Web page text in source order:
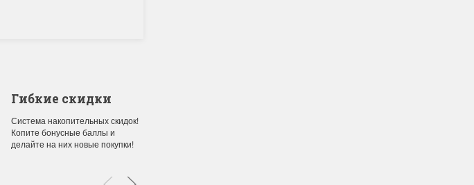
Поступление новинок
Гибкие скидки
Система накопительных скидок!
Копите бонусные баллы и
делайте на них новые покупки!